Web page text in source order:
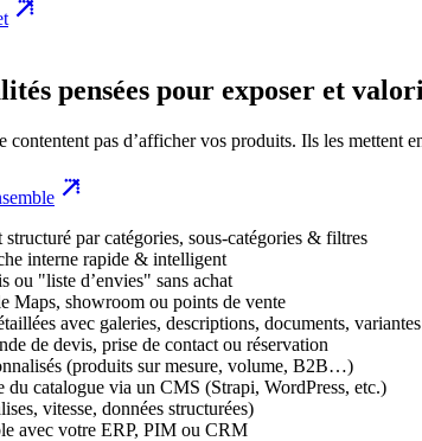
pensées pour exposer et
contentent pas d’afficher vos produits. Ils les
par catégories, sous-catégories & filtres
interne rapide & intelligent
ou "liste d’envies" sans achat
Maps, showroom ou points de vente
avec galeries, descriptions, documents,
de devis, prise de contact ou réservation
(produits sur mesure, volume, B2B…)
du catalogue via un CMS (Strapi, WordPress, etc.)
vitesse, données structurées)
avec votre ERP, PIM ou CRM